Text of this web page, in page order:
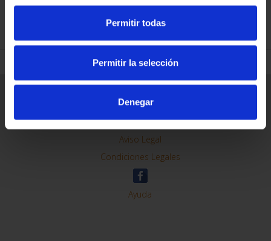
Permitir todas
Permitir la selección
Denegar
REFINE
Contacto
Preguntas Frequentes (FAQs)
Aviso Legal
Condiciones Legales
Ayuda